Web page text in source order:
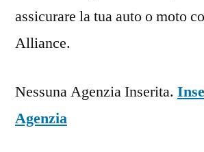
assicurare la tua auto o moto
Alliance.
Nessuna Agenzia Inserita.
Agenzia